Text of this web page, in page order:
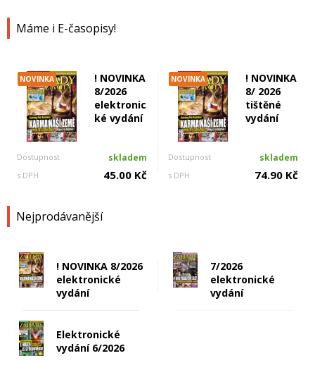
Máme i E-časopisy!
NOVINKA
! NOVINKA
8/2026
elektronic
ké vydání
Dostupnost skladem
s DPH 45.00 Kč
NOVINKA
! NOVINKA
8/ 2026
tištěné
vydání
Dostupnost skladem
s DPH 74.90 Kč
Nejprodávanější
! NOVINKA 8/2026
elektronické
vydání
7/2026
elektronické
vydání
Elektronické
vydání 6/2026